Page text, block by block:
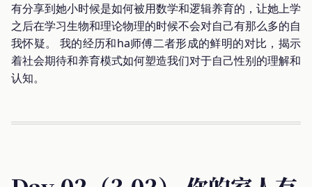
有分享到她小时候是如何被用数学和逻辑养育的，让她上学
之后在学习生物和理论物理的时候不会对自己有那么多的自
我怀疑。 我的经历和ha师傅二者形成的鲜明的对比，揭示
着社会期待和养育模式如何塑造我们对于自己性别的理解和
认知。